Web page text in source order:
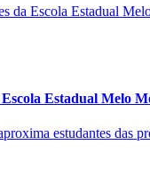
Estadual Melo